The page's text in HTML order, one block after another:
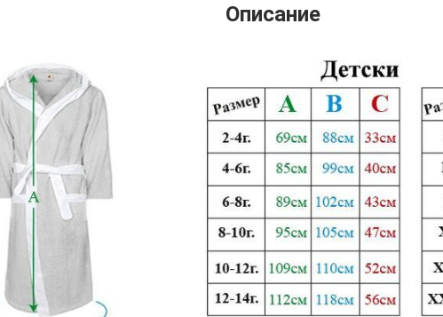
Описание